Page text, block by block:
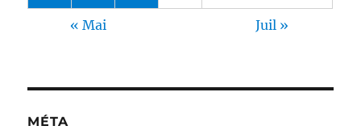
« Mai Juil »
MÉTA